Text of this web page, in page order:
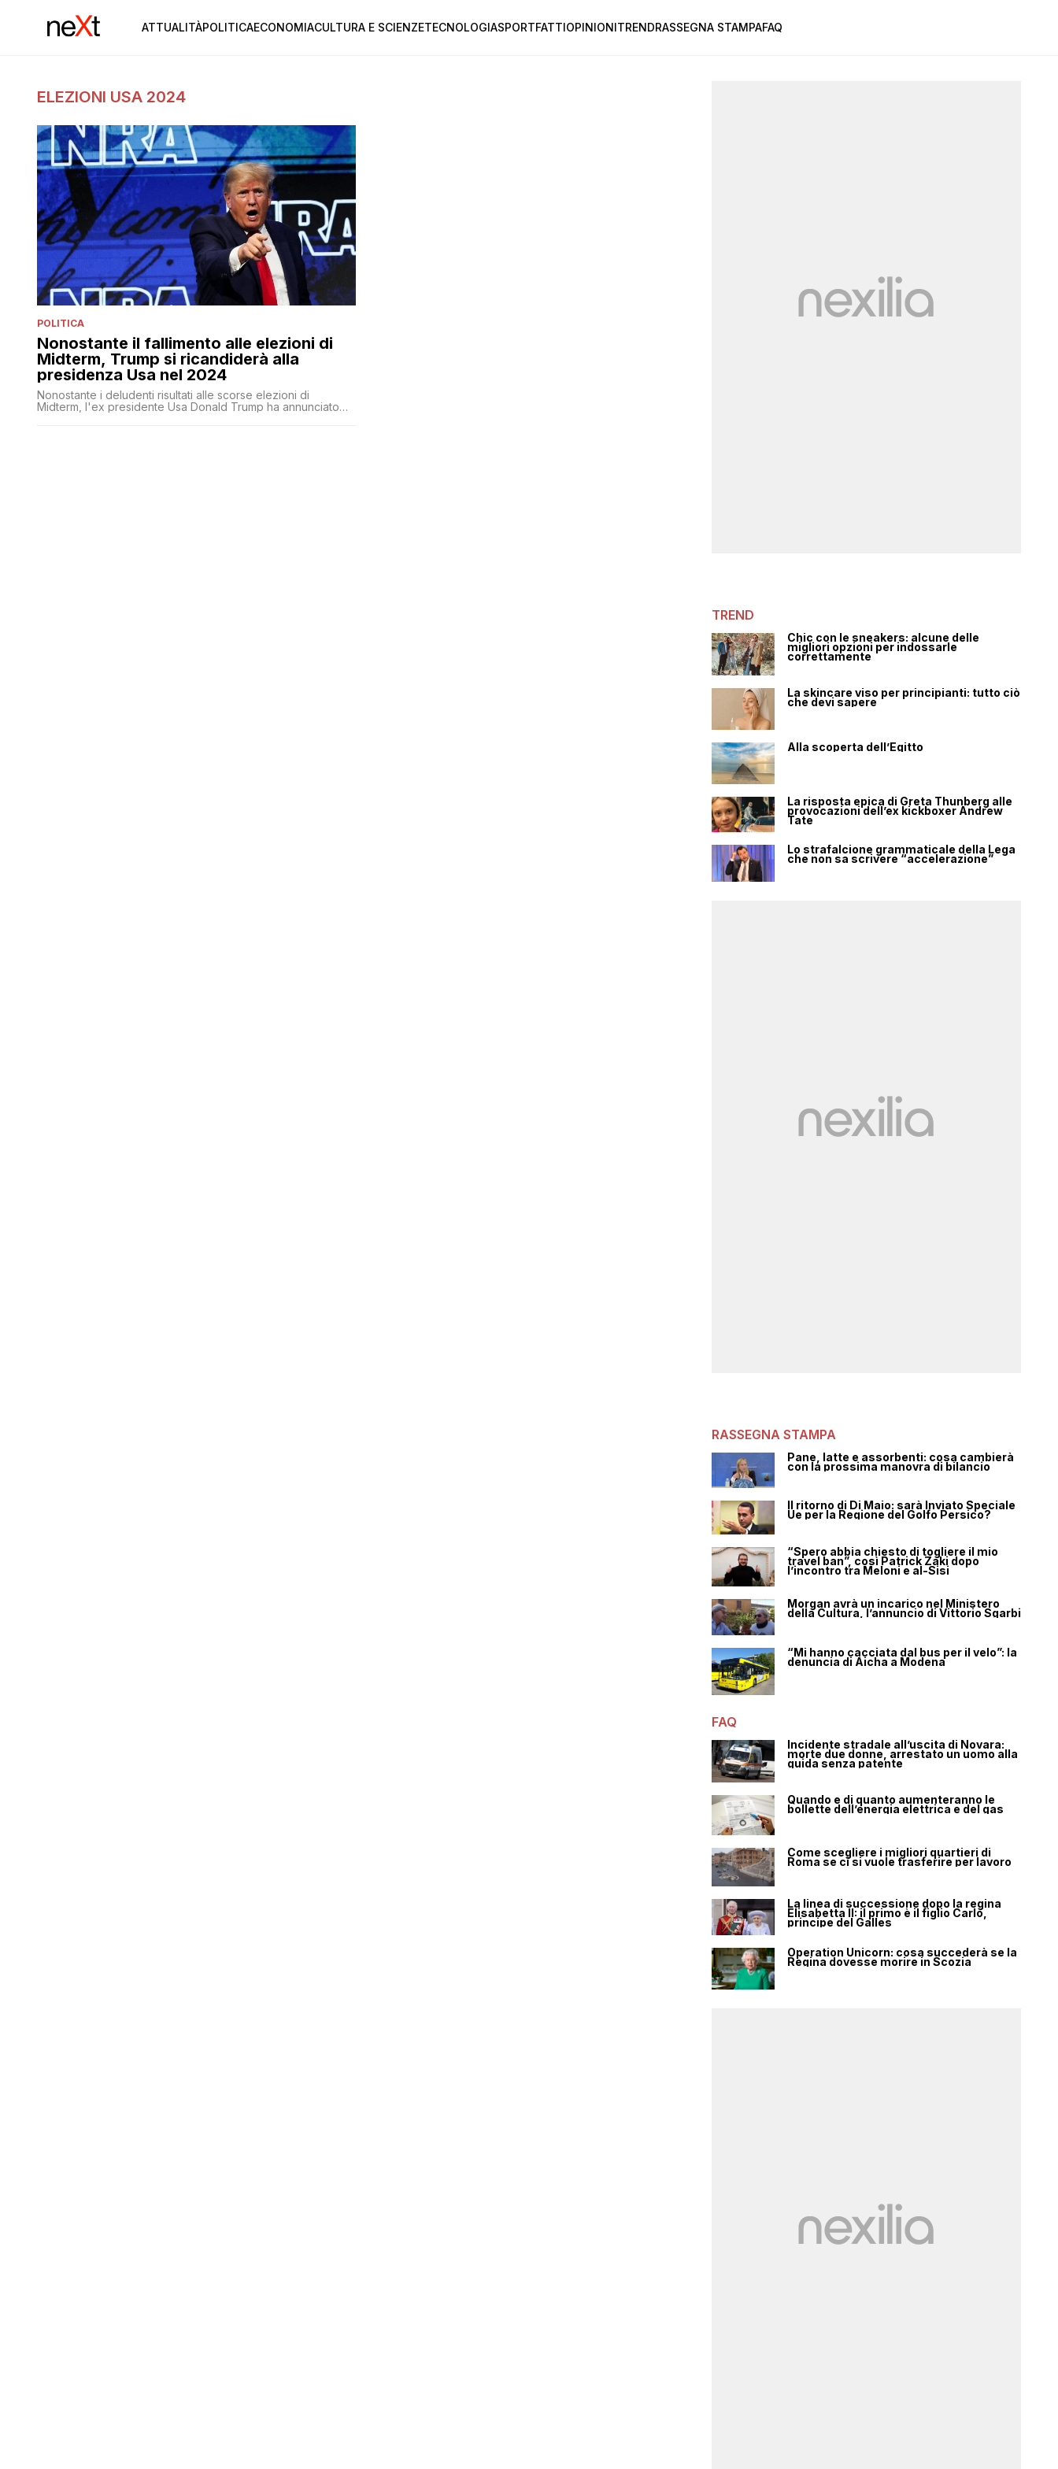
ATTUALITÀPOLITICAECONOMIACULTURA E SCIENZETECNOLOGIASPORTFATTIOPINIONITRENDRASSEGNA STAMPAFAQ
ELEZIONI USA 2024
POLITICA
Nonostante il fallimento alle elezioni di
Midterm, Trump si ricandiderà alla
presidenza Usa nel 2024
Nonostante i deludenti risultati alle scorse elezioni di
Midterm, l'ex presidente Usa Donald Trump ha annunciato
TREND
Chic con le sneakers: alcune delle
migliori opzioni per indossarle
correttamente
La skincare viso per principianti: tutto ciò
che devi sapere
Alla scoperta dell’Egitto
La risposta epica di Greta Thunberg alle
provocazioni dell’ex kickboxer Andrew
Tate
Lo strafalcione grammaticale della Lega
che non sa scrivere “accelerazione”
RASSEGNA STAMPA
Pane, latte e assorbenti: cosa cambierà
con la prossima manovra di bilancio
Il ritorno di Di Maio: sarà Inviato Speciale
Ue per la Regione del Golfo Persico?
“Spero abbia chiesto di togliere il mio
travel ban”, così Patrick Zaki dopo
l’incontro tra Meloni e al-Sisi
Morgan avrà un incarico nel Ministero
della Cultura, l’annuncio di Vittorio Sgarbi
“Mi hanno cacciata dal bus per il velo”: la
denuncia di Aicha a Modena
FAQ
Incidente stradale all’uscita di Novara:
morte due donne, arrestato un uomo alla
guida senza patente
Quando e di quanto aumenteranno le
bollette dell’energia elettrica e del gas
Come scegliere i migliori quartieri di
Roma se ci si vuole trasferire per lavoro
La linea di successione dopo la regina
Elisabetta II: il primo è il figlio Carlo,
principe del Galles
Operation Unicorn: cosa succederà se la
Regina dovesse morire in Scozia